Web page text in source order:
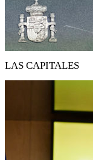
LAS CAPITALES